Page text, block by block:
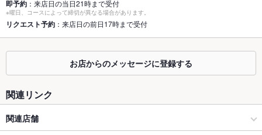
す。
なし ：掘りごたつはありませんが、カジュアルな店内にはテー
ブル席を中心にご用意しております。
カウンター
ソファー
即予約 ：来店日の当日21時まで受付
※曜日、コースによって締切が異なる場合があります。
リクエスト予約 ：来店日の前日17時まで受付
お店からのメッセージに登録する
関連リンク
関連店舗